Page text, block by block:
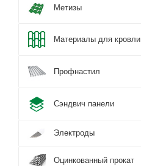
Метизы
Материалы для кровли
Профнастил
Сэндвич панели
Электроды
Оцинкованный прокат